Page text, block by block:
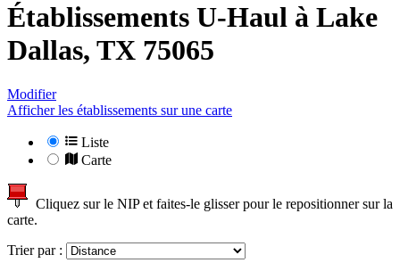
Établissements U-Haul à Lake
Dallas, TX 75065
Modifier
Afficher les établissements sur une carte
Liste
Carte
Cliquez sur le NIP et faites-le glisser pour le repositionner sur la
carte.
Trier par :